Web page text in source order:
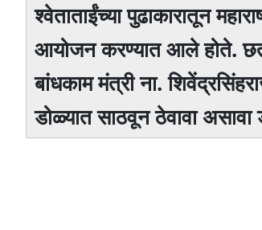
श्वेताताईंच्या पुढाकारातून
आयोजन करण्यात आले होते.
बांधकाम मंत्री ना.
डोळ्यात साठवून ठेवावा असावा